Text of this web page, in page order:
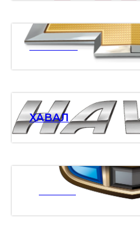
ШЕВРОЛЕ
ХАВАЛ